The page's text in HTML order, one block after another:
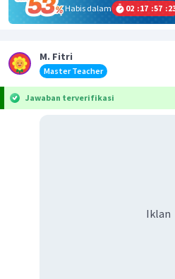
Habis dalam
02 :17 :57 :
M. Fitri
Master Teacher
Jawaban terverifikasi
Iklan